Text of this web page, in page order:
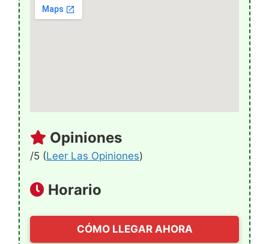
Opiniones
/5 (Leer Las Opiniones)
Horario
CÓMO LLEGAR AHORA